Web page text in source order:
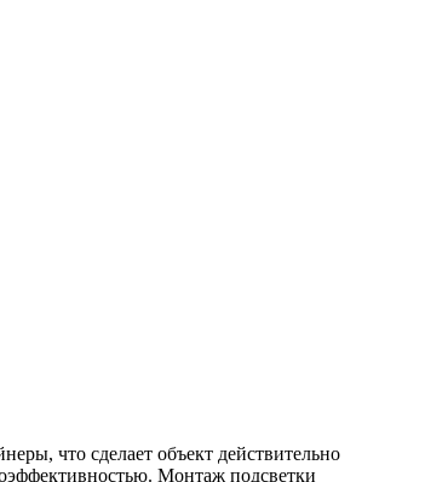
что сделает объект действительно
Монтаж подсветки